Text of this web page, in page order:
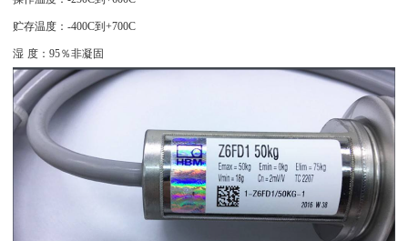
贮存温度：-400C到+700C
湿 度：95％非凝固